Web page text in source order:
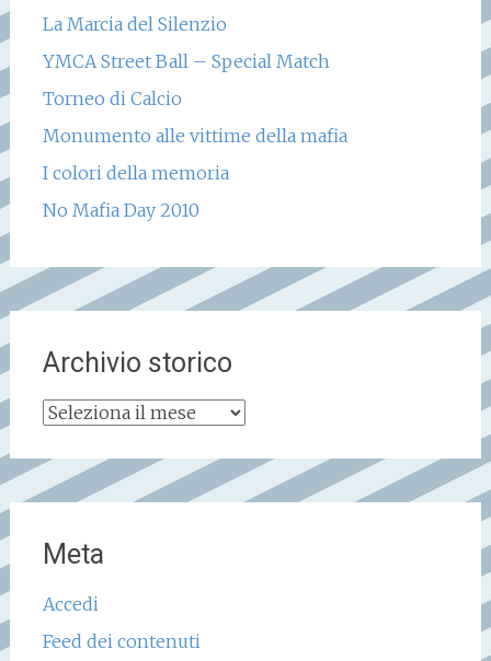
La Marcia del Silenzio
YMCA Street Ball – Special Match
Torneo di Calcio
Monumento alle vittime della mafia
I colori della memoria
No Mafia Day 2010
Archivio storico
Archivio
Meta
Accedi
Feed dei contenuti